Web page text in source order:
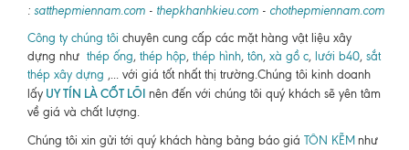
: satthepmiennam.com - thepkhanhkieu.com - chothepmiennam.com
Công ty chúng tôi chuyên cung cấp các mặt hàng vật liệu xây
dựng như thép ống, thép hộp, thép hình, tôn, xà gồ c, lưới b40, sắt
thép xây dựng ,... với giá tốt nhất thị trường.Chúng tôi kinh doanh
lấy UY TÍN LÀ CỐT LÕI nên đến với chúng tôi quý khách sẽ yên tâm
về giá và chất lượng.
Chúng tôi xin gửi tới quý khách hàng bảng báo giá TÔN KẼM như